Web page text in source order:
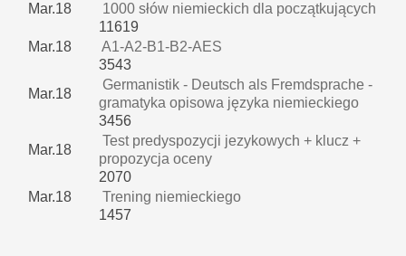
Mar.18
1000 słów niemieckich dla początkujących
11619
Mar.18
A1-A2-B1-B2-AES
3543
Mar.18
Germanistik - Deutsch als Fremdsprache -
gramatyka opisowa języka niemieckiego
3456
Mar.18
Test predyspozycji jezykowych + klucz +
propozycja oceny
2070
Mar.18
Trening niemieckiego
1457